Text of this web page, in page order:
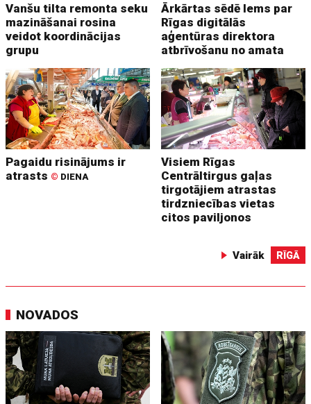
Vanšu tilta remonta seku
mazināšanai rosina
veidot koordinācijas
grupu
Ārkārtas sēdē lems par
Rīgas digitālās
aģentūras direktora
atbrīvošanu no amata
Pagaidu risinājums ir
atrasts © DIENA
Visiem Rīgas
Centrāltirgus gaļas
tirgotājiem atrastas
tirdzniecības vietas
citos paviljonos
Vairāk RĪGĀ
NOVADOS